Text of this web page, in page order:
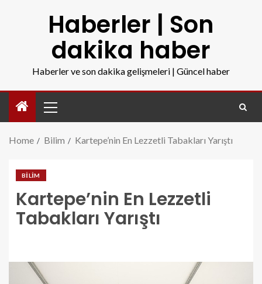
Haberler | Son
dakika haber
Haberler ve son dakika gelişmeleri | Güncel haber
Home Bilim Kartepe’nin En Lezzetli Tabakları Yarıştı
BILIM
Kartepe’nin En Lezzetli
Tabakları Yarıştı